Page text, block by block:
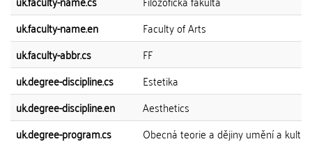
uk.faculty-name.en
Faculty of Arts
uk.faculty-abbr.cs
FF
uk.degree-discipline.cs
Estetika
uk.degree-discipline.en
Aesthetics
uk.degree-program.cs
Obecná teorie a dějiny umění a